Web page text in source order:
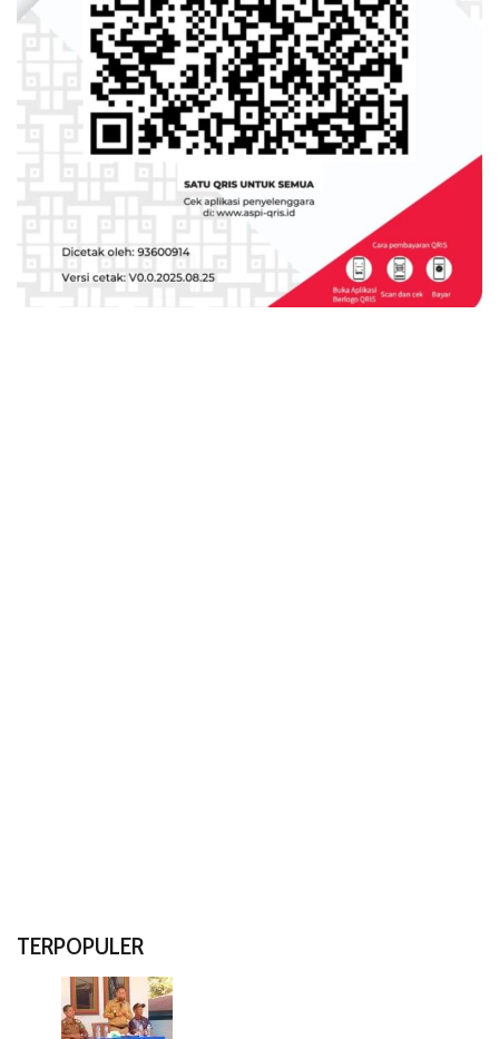
TERPOPULER